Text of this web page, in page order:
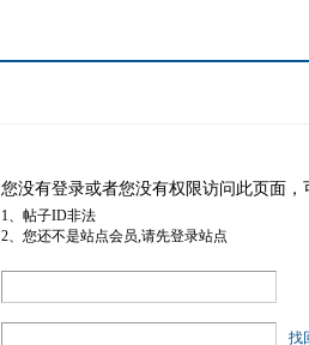
您没有登录或者您没有权限访问此页面
1、帖子ID非法
2、您还不是站点会员,请先登录站点
找